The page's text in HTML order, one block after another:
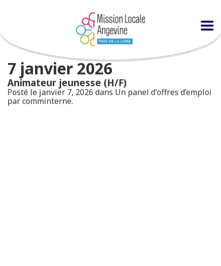
7 janvier 2026
Animateur jeunesse (H/F)
Posté le janvier 7, 2026 dans Un panel d'offres d’emploi
par comminterne.